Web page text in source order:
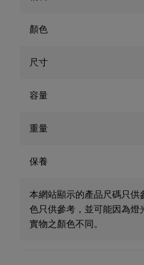
顏色
尺寸
容量
重量
保養
本網站顯示的產品尺碼只
色只供參考，並可能因為
實物之顏色不同。